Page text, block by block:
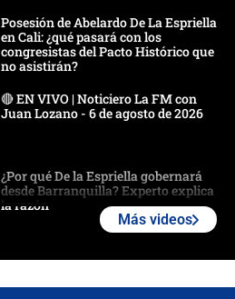
Posesión de Abelardo De La Espriella
en Cali: ¿qué pasará con los
congresistas del Pacto Histórico que
no asistirán?
🔴 EN VIVO | Noticiero La FM con
Juan Lozano - 6 de agosto de 2026
¿Por qué De la Espriella gobernará
desde Barranquilla? Experto explica
la razón
Más videos